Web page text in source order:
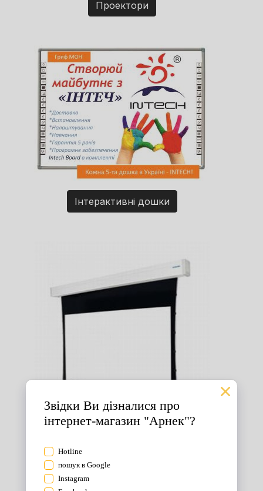
Проектори
Інтерактивні дошки